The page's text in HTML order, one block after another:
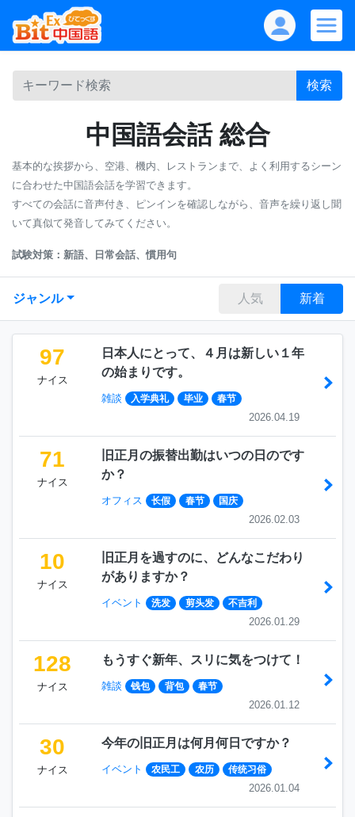
検索
中国語会話 総合
基本的な挨拶から、空港、機内、レストランまで、よく利用するシーン
に合わせた中国語会話を学習できます。
すべての会話に音声付き、ピンインを確認しながら、音声を繰り返し聞
いて真似て発音してみてください。
試験対策：新語、日常会話、慣用句
ジャンル 人気 新着
97
ナイス
日本人にとって、４月は新しい１年
の始まりです。
雑談 入学典礼 毕业 春节
2026.04.19
71
ナイス
旧正月の振替出勤はいつの日のです
か？
オフィス 长假 春节 国庆
2026.02.03
10
ナイス
旧正月を過すのに、どんなこだわり
がありますか？
イベント 洗发 剪头发 不吉利
2026.01.29
128
ナイス
もうすぐ新年、スリに気をつけて！
雑談 钱包 背包 春节
2026.01.12
30
ナイス
今年の旧正月は何月何日ですか？
イベント 农民工 农历 传统习俗
2026.01.04